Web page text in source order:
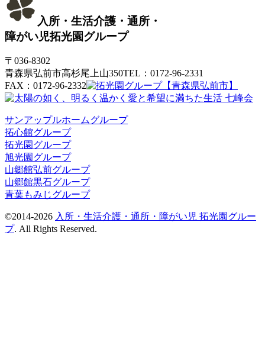
入所・生活介護・通所・
障がい児拓光園グループ
〒036-8302
青森県弘前市高杉尾上山350TEL：0172-96-2331
FAX：0172-96-2332
サンアップルホームグループ
拓心館グループ
拓光園グループ
旭光園グループ
山郷館弘前グループ
山郷館黒石グループ
青葉もみじグループ
©2014-2026 入所・生活介護・通所・障がい児 拓光園グルー
プ. All Rights Reserved.